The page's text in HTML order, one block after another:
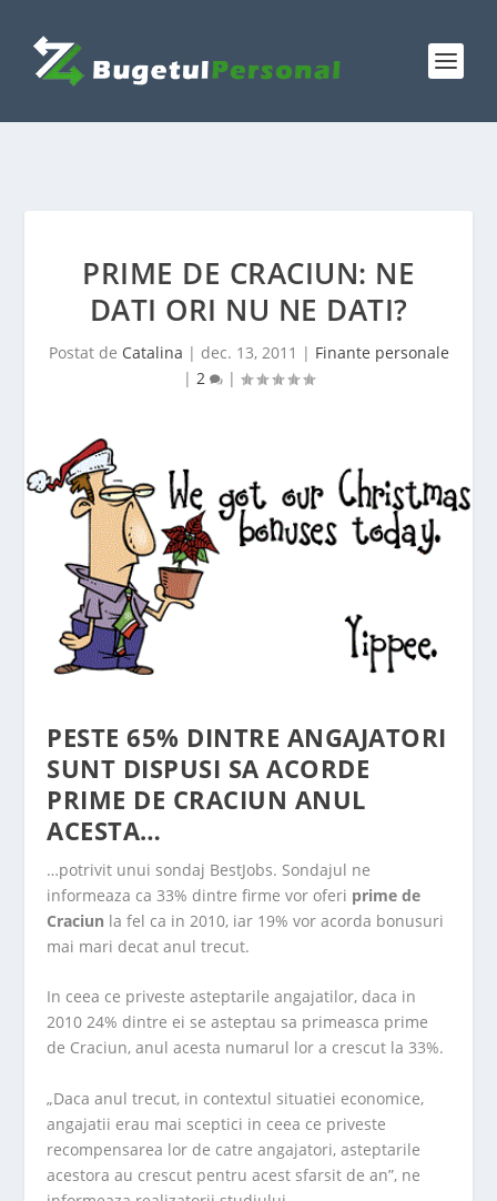
PRIME DE CRACIUN: NE
DATI ORI NU NE DATI?
Postat de Catalina | dec. 13, 2011 | Finante personale
| 2 |
PESTE 65% DINTRE ANGAJATORI
SUNT DISPUSI SA ACORDE
PRIME DE CRACIUN ANUL
ACESTA…
…potrivit unui sondaj BestJobs. Sondajul ne
informeaza ca 33% dintre firme vor oferi prime de
Craciun la fel ca in 2010, iar 19% vor acorda bonusuri
mai mari decat anul trecut.
In ceea ce priveste asteptarile angajatilor, daca in
2010 24% dintre ei se asteptau sa primeasca prime
de Craciun, anul acesta numarul lor a crescut la 33%.
„Daca anul trecut, in contextul situatiei economice,
angajatii erau mai sceptici in ceea ce priveste
recompensarea lor de catre angajatori, asteptarile
acestora au crescut pentru acest sfarsit de an”, ne